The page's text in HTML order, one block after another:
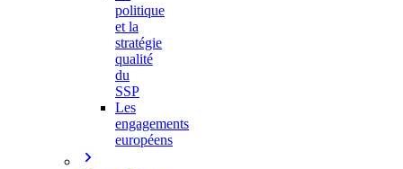
politique
et la
stratégie
qualité
du
SSP
Les
engagements
européens